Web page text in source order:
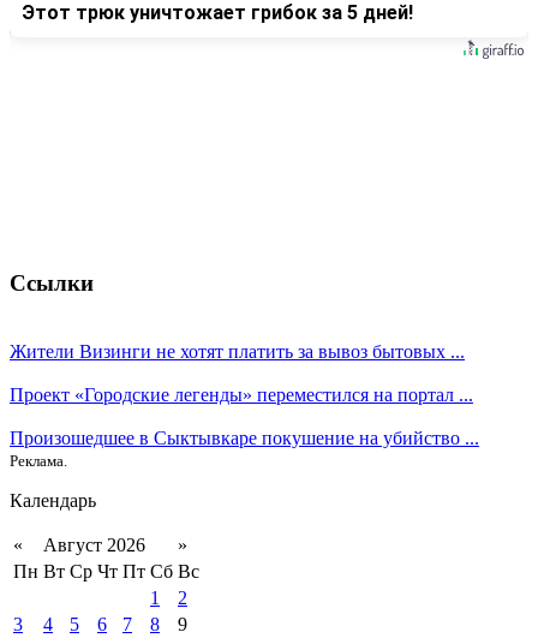
Этот трюк уничтожает грибок за 5 дней!
Ссылки
Жители Визинги не хотят платить за вывоз бытовых ...
Проект «Городские легенды» переместился на портал ...
Произошедшее в Сыктывкаре покушение на убийство ...
Реклама.
Календарь
« Август 2026
»
Пн Вт Ср Чт Пт Сб Вс
1
2
3
4 5 6 7 8
9